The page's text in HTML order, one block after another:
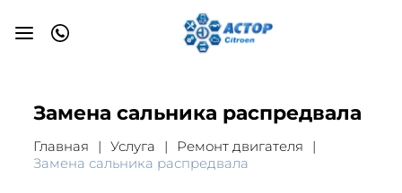
Замена сальника распредвала
Главная Услуга
Ремонт двигателя
Замена сальника распредвала